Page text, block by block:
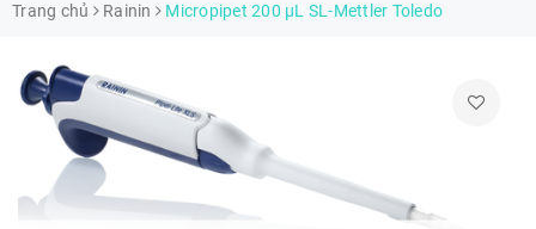
Trang chủ Rainin Micropipet 200 µL SL-Mettler Toledo